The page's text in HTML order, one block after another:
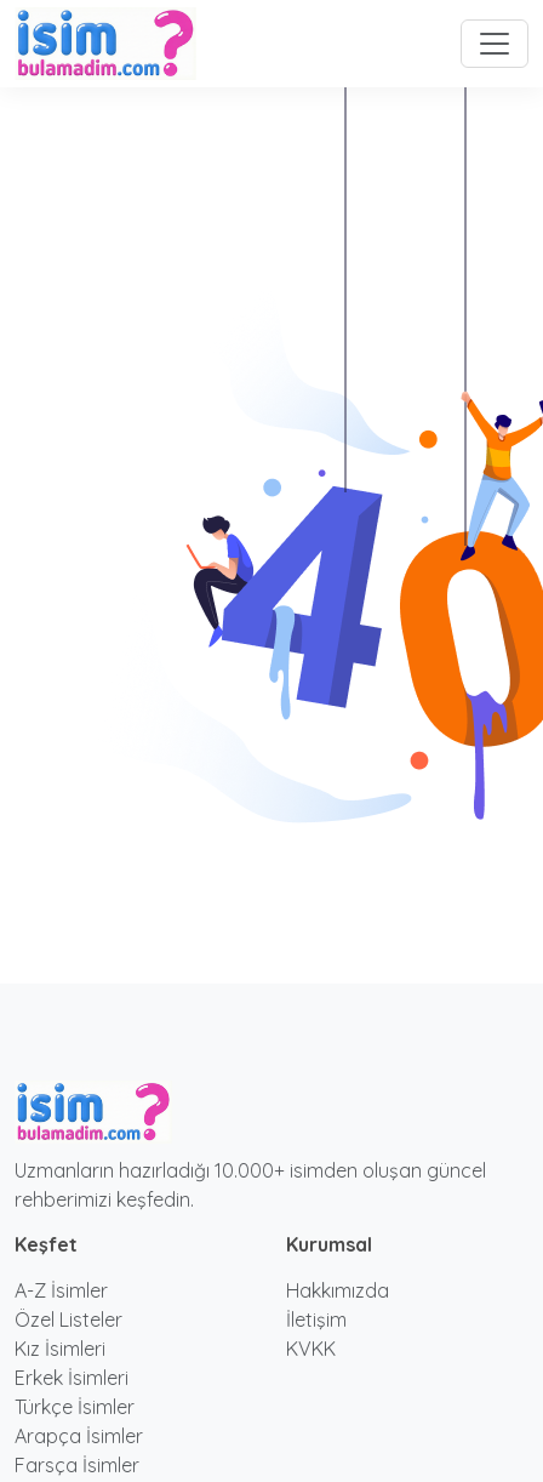
Uzmanların hazırladığı 10.000+ isimden oluşan güncel
rehberimizi keşfedin.
Keşfet
A-Z İsimler
Özel Listeler
Kız İsimleri
Erkek İsimleri
Türkçe İsimler
Arapça İsimler
Farsça İsimler
Kurumsal
Hakkımızda
İletişim
KVKK